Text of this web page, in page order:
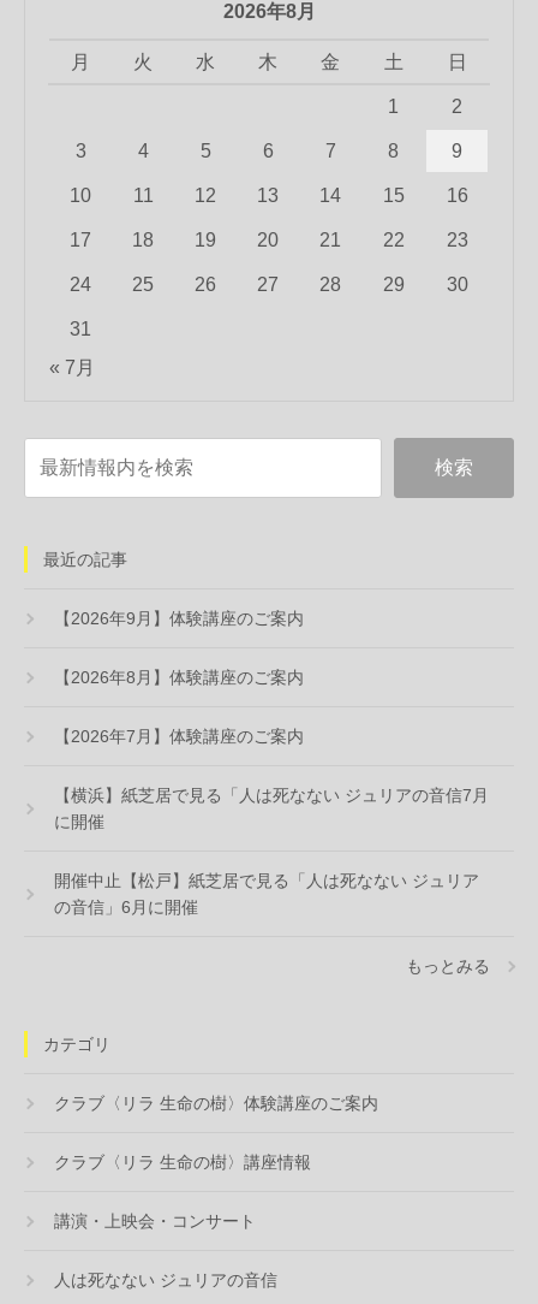
2026年8月
月 火 水 木 金 土 日
1 2
3 4 5 6 7 8 9
10 11 12 13 14 15 16
17 18 19 20 21 22 23
24 25 26 27 28 29 30
31
« 7月
最近の記事
【2026年9月】体験講座のご案内
【2026年8月】体験講座のご案内
【2026年7月】体験講座のご案内
【横浜】紙芝居で見る「人は死なない ジュリアの音信7月
に開催
開催中止【松戸】紙芝居で見る「人は死なない ジュリア
の音信」6月に開催
もっとみる
カテゴリ
クラブ〈リラ 生命の樹〉体験講座のご案内
クラブ〈リラ 生命の樹〉講座情報
講演・上映会・コンサート
人は死なない ジュリアの音信